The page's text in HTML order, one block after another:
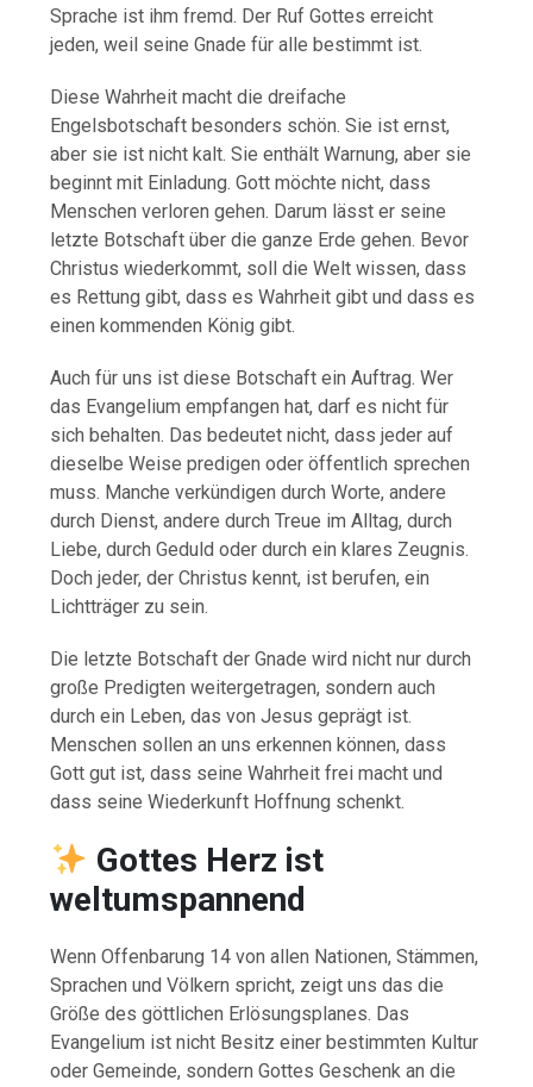
Sprache ist ihm fremd. Der Ruf Gottes erreicht
jeden, weil seine Gnade für alle bestimmt ist.
Diese Wahrheit macht die dreifache
Engelsbotschaft besonders schön. Sie ist ernst,
aber sie ist nicht kalt. Sie enthält Warnung, aber sie
beginnt mit Einladung. Gott möchte nicht, dass
Menschen verloren gehen. Darum lässt er seine
letzte Botschaft über die ganze Erde gehen. Bevor
Christus wiederkommt, soll die Welt wissen, dass
es Rettung gibt, dass es Wahrheit gibt und dass es
einen kommenden König gibt.
Auch für uns ist diese Botschaft ein Auftrag. Wer
das Evangelium empfangen hat, darf es nicht für
sich behalten. Das bedeutet nicht, dass jeder auf
dieselbe Weise predigen oder öffentlich sprechen
muss. Manche verkündigen durch Worte, andere
durch Dienst, andere durch Treue im Alltag, durch
Liebe, durch Geduld oder durch ein klares Zeugnis.
Doch jeder, der Christus kennt, ist berufen, ein
Lichtträger zu sein.
Die letzte Botschaft der Gnade wird nicht nur durch
große Predigten weitergetragen, sondern auch
durch ein Leben, das von Jesus geprägt ist.
Menschen sollen an uns erkennen können, dass
Gott gut ist, dass seine Wahrheit frei macht und
dass seine Wiederkunft Hoffnung schenkt.
Gottes Herz ist
weltumspannend
Wenn Offenbarung 14 von allen Nationen, Stämmen,
Sprachen und Völkern spricht, zeigt uns das die
Größe des göttlichen Erlösungsplanes. Das
Evangelium ist nicht Besitz einer bestimmten Kultur
oder Gemeinde, sondern Gottes Geschenk an die